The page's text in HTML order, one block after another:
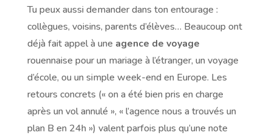
Tu peux aussi demander dans ton entourage :
collègues, voisins, parents d’élèves… Beaucoup ont
déjà fait appel à une agence de voyage
rouennaise pour un mariage à l’étranger, un voyage
d’école, ou un simple week-end en Europe. Les
retours concrets (« on a été bien pris en charge
après un vol annulé », « l’agence nous a trouvés un
plan B en 24h ») valent parfois plus qu’une note